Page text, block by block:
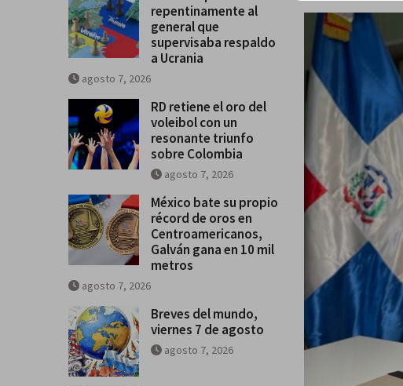
repentinamente al
general que
supervisaba respaldo
a Ucrania
agosto 7, 2026
RD retiene el oro del
voleibol con un
resonante triunfo
sobre Colombia
agosto 7, 2026
México bate su propio
récord de oros en
Centroamericanos,
Galván gana en 10 mil
metros
agosto 7, 2026
Breves del mundo,
viernes 7 de agosto
agosto 7, 2026